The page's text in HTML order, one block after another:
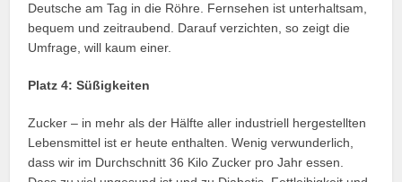
Deutsche am Tag in die Röhre. Fernsehen ist unterhaltsam,
bequem und zeitraubend. Darauf verzichten, so zeigt die
Umfrage, will kaum einer.
Platz 4: Süßigkeiten
Zucker – in mehr als der Hälfte aller industriell hergestellten
Lebensmittel ist er heute enthalten. Wenig verwunderlich,
dass wir im Durchschnitt 36 Kilo Zucker pro Jahr essen.